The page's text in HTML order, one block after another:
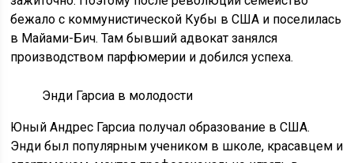
бежало с коммунистической Кубы в США и поселилась
в Майами-Бич. Там бывший адвокат занялся
производством парфюмерии и добился успеха.
Энди Гарсиа в молодости
Юный Андрес Гарсиа получал образование в США.
Энди был популярным учеником в школе, красавцем и